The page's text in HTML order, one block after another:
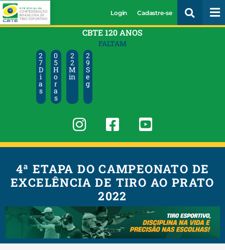
Login Cadastre-se
CBTE 120 ANOS
FALTAM
2
7
D
i
a
s
0
5
H
o
r
a
s
2
2
M
in
2
8
S
e
g
4ª ETAPA DO CAMPEONATO DE
EXCELÊNCIA DE TIRO AO PRATO
2022